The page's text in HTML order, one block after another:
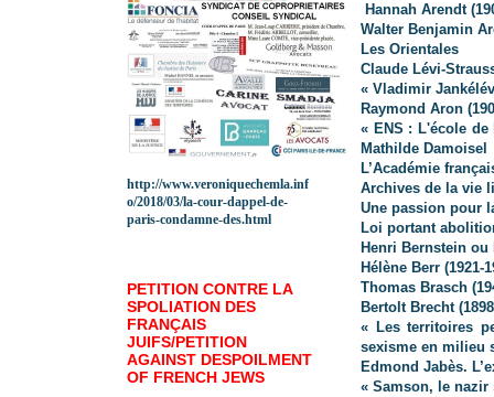
Hannah Arendt
Walter Benjamin
Les Orientales
Claude Lévi-
« Vladimir
Raymond Aron
« ENS : L'école de
Mathilde Damoisel
L’Académie
Archives de la vie
Une passion pour
Loi portant
Henri Bernstein ou
Hélène Berr (1921-
Thomas Brasch
Bertolt Brecht
« Les territoires
sexisme en milieu
Edmond Jabès.
« Samson, le
http://www.veroniquechemla.inf
o/2018/03/la-cour-dappel-de-
paris-condamne-des.html
PETITION CONTRE LA
SPOLIATION DES
FRANÇAIS
JUIFS/PETITION
AGAINST DESPOILMENT
OF FRENCH JEWS